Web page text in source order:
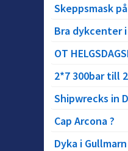
Skeppsmask
Bra dykcenter
OT
2*7 300bar till
Shipwrecks in
Cap Arcona ?
Dyka i